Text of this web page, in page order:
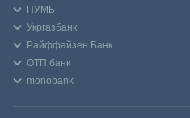
ПУМБ
Укргазбанк
Райффайзен Банк
ОТП банк
monobank